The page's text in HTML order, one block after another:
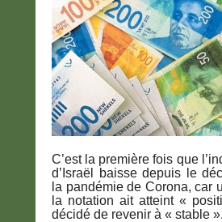
C’est la première fois que
d’Israël baisse depuis le
la pandémie de Corona, car
la notation ait atteint «
décidé de revenir à « stable ».